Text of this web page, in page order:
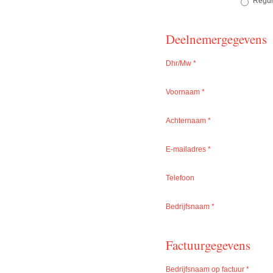
Deelnemergegevens
Dhr/Mw *
Voornaam *
Achternaam *
E-mailadres *
Telefoon
Bedrijfsnaam *
Factuurgegevens
Bedrijfsnaam op factuur *